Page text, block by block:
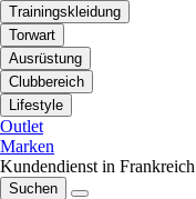
Trainingskleidung
Torwart
Ausrüstung
Clubbereich
Lifestyle
Outlet
Marken
Kundendienst in Frankreich
Suchen